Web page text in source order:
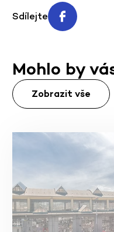
Sdílejte
Mohlo by
Zobrazit vše